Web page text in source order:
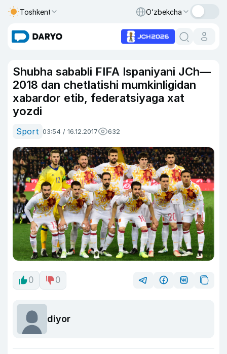
Toshkent O‘zbekcha
Shubha sababli FIFA Ispaniyani JCh—
2018 dan chetlatishi mumkinligidan
xabardor etib, federatsiyaga xat
yozdi
Sport 03:54 / 16.12.2017 632
0 0
diyor